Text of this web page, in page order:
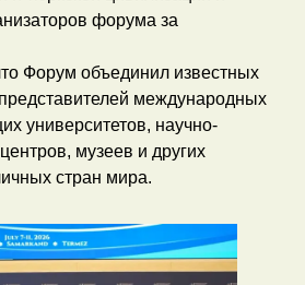
форума за
Форум объединил известных
международных
университетов, научно-
музеев и других
стран мира.